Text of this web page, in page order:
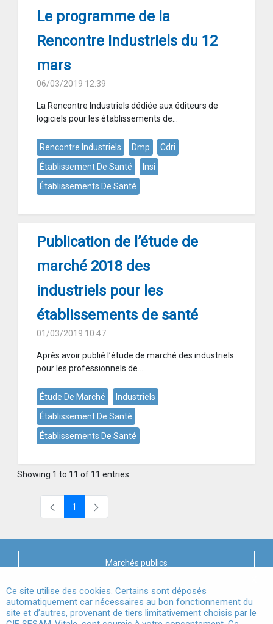
Le programme de la
Rencontre Industriels du 12
mars
06/03/2019 12:39
La Rencontre Industriels dédiée aux éditeurs de
logiciels pour les établissements de...
Rencontre Industriels Dmp
Cdri
Établissement De Santé
Insi
Établissements De Santé
Publication de l’étude de
marché 2018 des
industriels pour les
établissements de santé
01/03/2019 10:47
Après avoir publié l’étude de marché des industriels
pour les professionnels de...
Étude De Marché
Industriels
Établissement De Santé
Établissements De Santé
Showing 1 to 11 of 11 entries.
Page
1
Marchés publics
Mentions légales
Conditions Générales d'Utilisation
Ce site utilise des cookies. Certains sont déposés
automatiquement car nécessaires au bon fonctionnement du
site et d’autres, provenant de tiers limitativement choisis par le